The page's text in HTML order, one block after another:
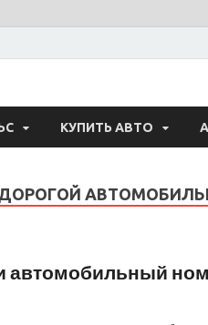
—
КУПИТЬ АВТО
автомобильный